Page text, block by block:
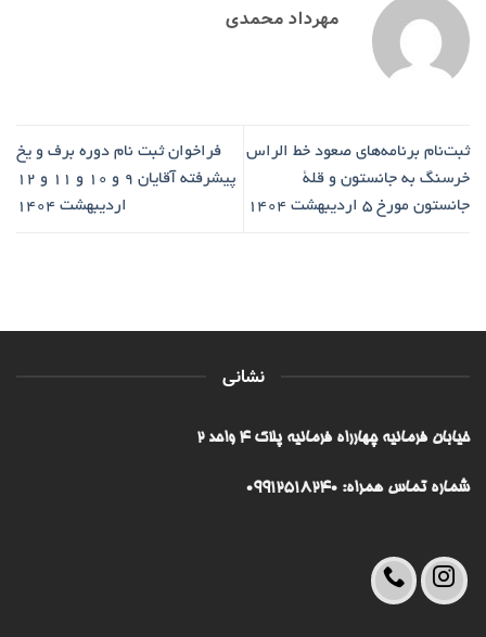
مهرداد محمدی
ثبت‌نام برنامه‌های صعود خط الراس
خرسنگ به جانستون و قلۀ
جانستون مورخ ۵ اردیبهشت ۱۴۰۴
فراخوان ثبت نام دوره برف و یخ
پیشرفته آقایان ۹ و ۱۰ و ۱۱ و ۱۲
اردیبهشت ۱۴۰۴
نشانی
خیابان فرمانیه چهارراه فرمانیه پلاک ۴ واحد ۲
شماره تماس همراه: 09912518240